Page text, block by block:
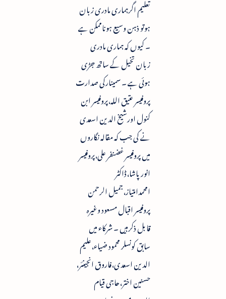
تعلیم اگرہماری مادری زبان
ہوتو ذہن وسیع ہوناممکن ہے
۔ کیوں کہ ہماری مادری
زبان تخیل کے ساتھ جڑی
ہوئی ہے ۔ سمینارکی صدارت
پروفیسر عتیق اللہ،پروفیسر ابن
کنول اورشیخ الدین اسعدی
نے کی جب کہ مقالہ نگاروں
میں پروفیسر غضنفر علی،پروفیسر
انور پاشا،ڈاکٹر
امحمدامتیاز،جمیل الرحمن
پروفیسر اقبال مسعود وغیرہ
قابل ذکرہیں ۔ شرکاء میں
سابق کونسلر محمود ضیاء،علیم
الدین اسعدی،فاروق انجینئر،
حسنین اختر،حاجی قیام